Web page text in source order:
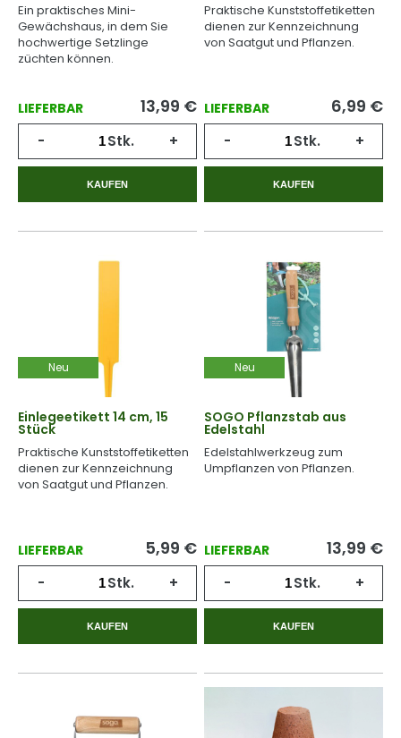
Ein praktisches Mini-
Gewächshaus, in dem Sie
hochwertige Setzlinge
züchten können.
LIEFERBAR 13,99 €
- Stk. +
KAUFEN
Praktische Kunststoffetiketten
dienen zur Kennzeichnung
von Saatgut und Pflanzen.
LIEFERBAR 6,99 €
- Stk. +
KAUFEN
Neu
Einlegeetikett 14 cm, 15
Stück
Praktische Kunststoffetiketten
dienen zur Kennzeichnung
von Saatgut und Pflanzen.
LIEFERBAR 5,99 €
- Stk. +
KAUFEN
Neu
SOGO Pflanzstab aus
Edelstahl
Edelstahlwerkzeug zum
Umpflanzen von Pflanzen.
LIEFERBAR 13,99 €
- Stk. +
KAUFEN